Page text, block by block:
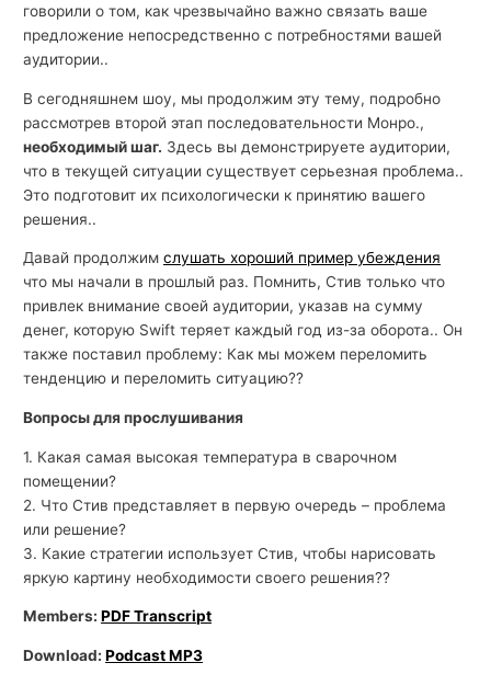
говорили о том, как чрезвычайно важно связать ваше
предложение непосредственно с потребностями вашей
аудитории..
В сегодняшнем шоу, мы продолжим эту тему, подробно
рассмотрев второй этап последовательности Монро.,
необходимый шаг. Здесь вы демонстрируете аудитории,
что в текущей ситуации существует серьезная проблема..
Это подготовит их психологически к принятию вашего
решения..
Давай продолжимслушать хороший пример убеждения
что мы начали в прошлый раз. Помнить, Стив только что
привлек внимание своей аудитории, указав на сумму
денег, которую Swift теряет каждый год из-за оборота.. Он
также поставил проблему: Как мы можем переломить
тенденцию и переломить ситуацию??
Вопросы для прослушивания
1. Какая самая высокая температура в сварочном
помещении?
2. Что Стив представляет в первую очередь – проблема
или решение?
3. Какие стратегии использует Стив, чтобы нарисовать
яркую картину необходимости своего решения??
Members:PDF Transcript
Download:Podcast MP3